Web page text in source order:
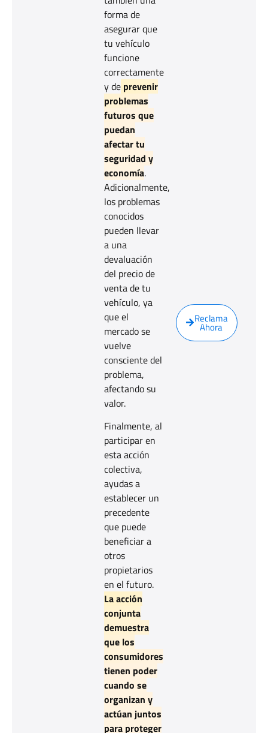
forma de
asegurar que
tu vehículo
funcione
correctamente
y de prevenir
problemas
futuros que
puedan
afectar tu
seguridad y
economía.
Adicionalmente,
los problemas
conocidos
pueden llevar
a una
devaluación
del precio de
venta de tu
vehículo, ya
que el
mercado se
vuelve
consciente del
problema,
afectando su
valor.
Finalmente, al
participar en
esta acción
colectiva,
ayudas a
establecer un
precedente
que puede
beneficiar a
otros
propietarios
en el futuro.
La acción
conjunta
demuestra
que los
consumidores
tienen poder
cuando se
organizan y
actúan juntos
para proteger
Reclama
Ahora